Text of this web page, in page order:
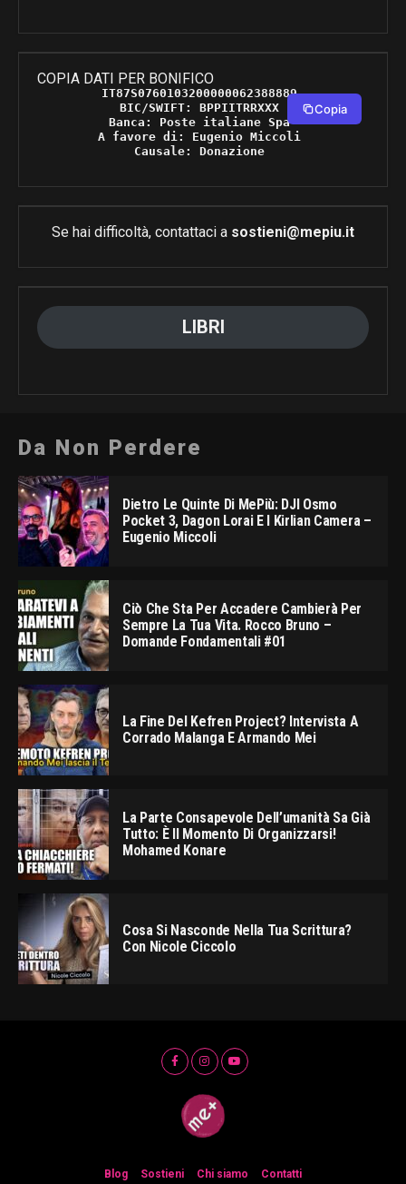
COPIA DATI PER BONIFICO
IT87S0760103200000062388889
BIC/SWIFT: BPPIITRRXXX
Banca: Poste italiane Spa
A favore di: Eugenio Miccoli
Causale: Donazione
Copia
Se hai difficoltà, contattaci a sostieni@mepiu.it
LIBRI
Da Non Perdere
Dietro Le Quinte Di MePiù: DJI Osmo
Pocket 3, Dagon Lorai E I Kirlian Camera –
Eugenio Miccoli
Ciò Che Sta Per Accadere Cambierà Per
Sempre La Tua Vita. Rocco Bruno –
Domande Fondamentali #01
La Fine Del Kefren Project? Intervista A
Corrado Malanga E Armando Mei
La Parte Consapevole Dell’umanità Sa Già
Tutto: È Il Momento Di Organizzarsi!
Mohamed Konare
Cosa Si Nasconde Nella Tua Scrittura?
Con Nicole Ciccolo
Blog Sostieni Chi siamo Contatti